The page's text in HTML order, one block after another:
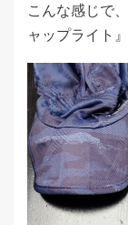
こんな感じで
ャップライト